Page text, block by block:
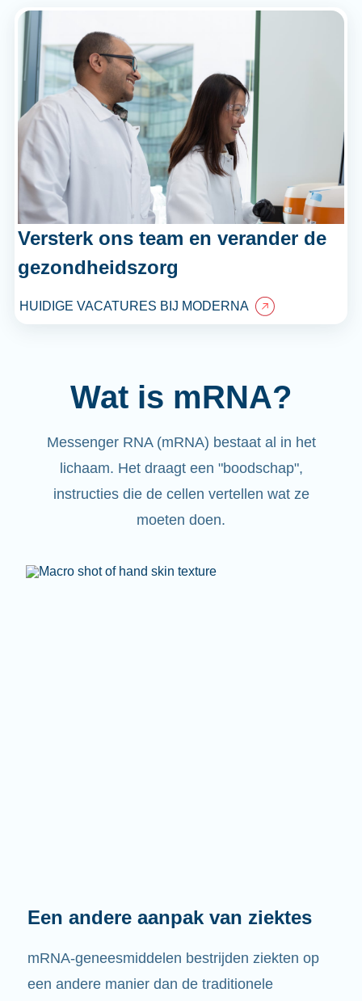
Versterk ons team en verander de
gezondheidszorg
HUIDIGE VACATURES BIJ MODERNA
Wat is mRNA?
Messenger RNA (mRNA) bestaat al in het
lichaam. Het draagt een "boodschap",
instructies die de cellen vertellen wat ze
moeten doen.
Een andere aanpak van ziektes
mRNA-geneesmiddelen bestrijden ziekten op
een andere manier dan de traditionele